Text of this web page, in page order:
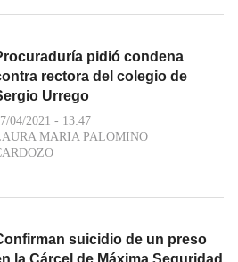
pidió condena
rectora del colegio de
Urrego
04/2021 - 13:47
MARIA PALOMINO
suicidio de un preso
la Cárcel de Máxima Seguridad